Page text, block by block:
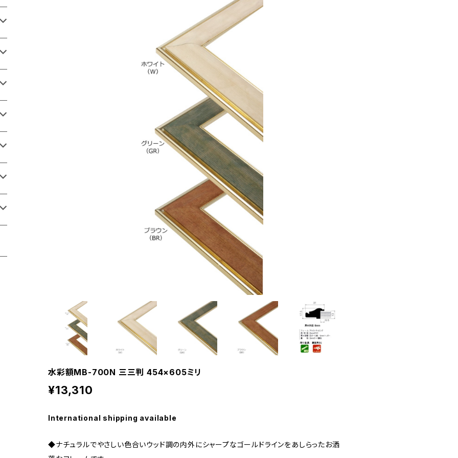
水彩額MB-700N 三三判 454×605ミリ
¥13,310
International shipping available
◆ナチュラルでやさしい色合いウッド調の内外にシャープなゴールドラインをあしらったお洒